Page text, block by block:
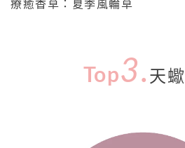
療癒香草：夏季風輪草
Top3. 天